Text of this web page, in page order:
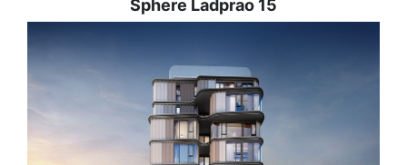
Sphere Ladprao 15